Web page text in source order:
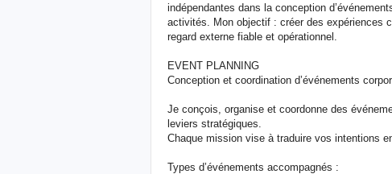
indépendantes dans la conception
activités. Mon objectif : créer des expériences
regard externe fiable et opérationnel.
EVENT PLANNING
Conception et coordination d’événements
Je conçois, organise et coordonne des
leviers stratégiques.
Chaque mission vise à traduire vos intentions
Types d’événements accompagnés :